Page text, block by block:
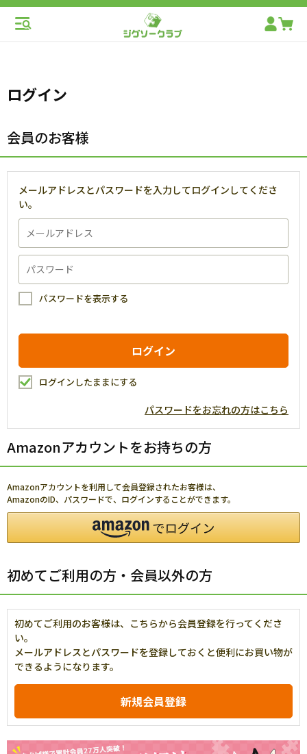
ログイン
会員のお客様
メールアドレスとパスワードを入力してログインしてくださ
い。
パスワードを表示する
ログインしたままにする
パスワードをお忘れの方はこちら
Amazonアカウントをお持ちの方
Amazonアカウントを利用して会員登録されたお客様は、
AmazonのID、パスワードで、ログインすることができます。
初めてご利用の方・会員以外の方
初めてご利用のお客様は、こちらから会員登録を行ってくださ
い。
メールアドレスとパスワードを登録しておくと便利にお買い物が
できるようになります。